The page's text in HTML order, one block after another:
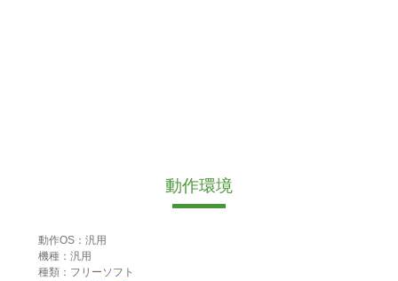
動作環境
動作OS：汎用
機種：汎用
種類：フリーソフト